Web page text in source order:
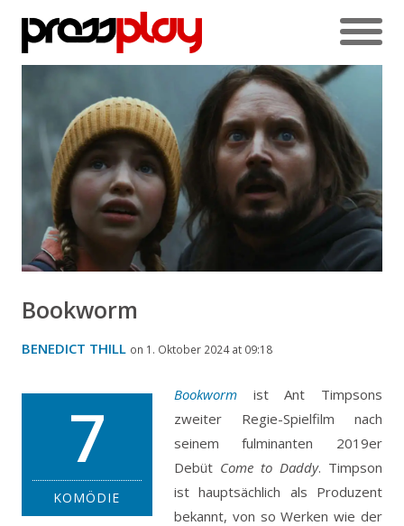
Bookworm
BENEDICT THILL on 1. Oktober 2024 at 09:18
7
KOMÖDIE
Bookwormist Ant Timpsons
zweiter Regie-Spielfilm nach
seinem fulminanten 2019er
Debüt Come to Daddy. Timpson
ist hauptsächlich als Produzent
bekannt, von so Werken wie der